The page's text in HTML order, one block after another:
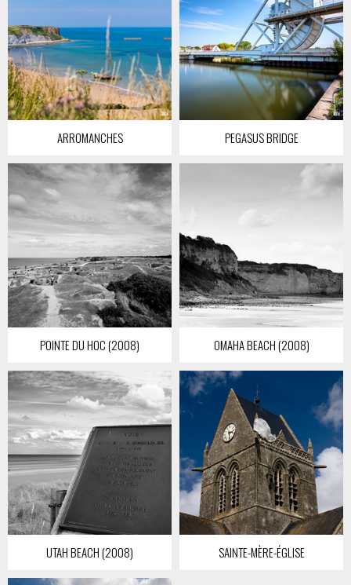
ARROMANCHES PEGASUS BRIDGE
POINTE DU HOC (2008) OMAHA BEACH (2008)
UTAH BEACH (2008) SAINTE-MÈRE-ÉGLISE